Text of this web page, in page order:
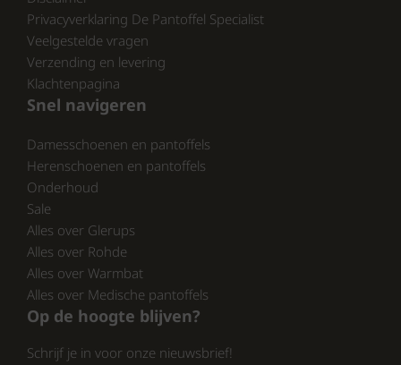
CONCLUSIE:
Wacht niet langer en ontdek zelf het comfort
van de Rohde dames pantoffels. Bezoek
https://www.pantoffelspecialist.nl/
jouw perfecte paar vandaag nog!
Privacyverklaring De Pantoffel Specialist
Veelgestelde vragen
Verzending en levering
Klachtenpagina
Snel navigeren
Damesschoenen en pantoffels
Herenschoenen en pantoffels
Onderhoud
Sale
Alles over Glerups
Alles over Rohde
Alles over Warmbat
Alles over Medische pantoffels
Op de hoogte blijven?
Schrijf je in voor onze nieuwsbrief!